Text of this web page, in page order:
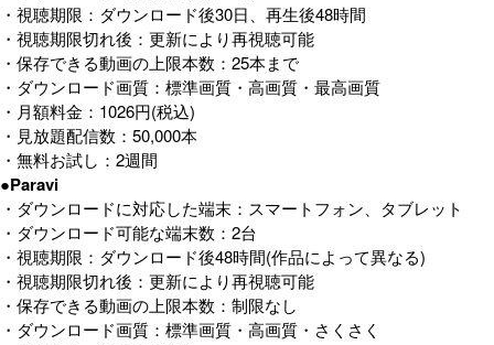
・視聴期限：ダウンロード後30日、再生後48時間
・視聴期限切れ後：更新により再視聴可能
・保存できる動画の上限本数：25本まで
・ダウンロード画質：標準画質・高画質・最高画質
・月額料金：1026円(税込)
・見放題配信数：50,000本
・無料お試し：2週間
●Paravi
・ダウンロードに対応した端末：スマートフォン、タブレット
・ダウンロード可能な端末数：2台
・視聴期限：ダウンロード後48時間(作品によって異なる)
・視聴期限切れ後：更新により再視聴可能
・保存できる動画の上限本数：制限なし
・ダウンロード画質：標準画質・高画質・さくさく